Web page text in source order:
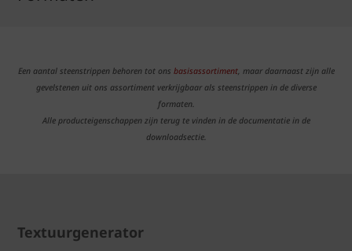
Een aantal steenstrippen behoren tot ons basisassortiment, maar daarnaast zijn alle
gevelstenen uit ons assortiment verkrijgbaar als steenstrippen in de diverse
formaten.
Alle producteigenschappen zijn terug te vinden in de documentatie in de
downloadsectie.
Textuurgenerator